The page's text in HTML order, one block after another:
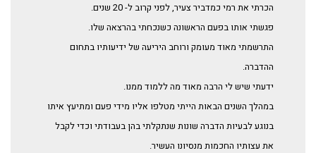
הכרתי את רמי כמדביר צעיר, לפני קרוב ל- 20 שנים.
פגשתי אותו בפעם הראשונה כשנכחתי בהרצאה שלו.
התרשמתי מאוד מעומק ורוחב היריעה של ידיעותיו בתחום
ההדברה.
ידעתי שיש לי הרבה מאוד מה ללמוד ממנו.
במהלך השנים הבאות הייתי מטלפו אליו מידי פעם ומתיעץ איתו
בנוגע לבעיות הדברה שונות שנתקלתי בהן בעבודתי וכדי לקבל
את עצותיו החכמות מנסיונו העשיר.